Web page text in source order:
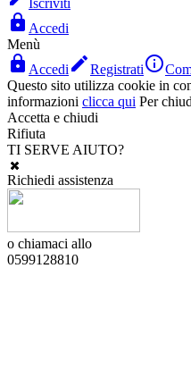
 Accedi
Menù
 Accedi Registrati
Questo sito utilizza cookie in
informazioni clicca qui Per
Accetta e chiudi
Rifiuta
TI SERVE AIUTO?
Richiedi assistenza
o chiamaci allo
0599128810